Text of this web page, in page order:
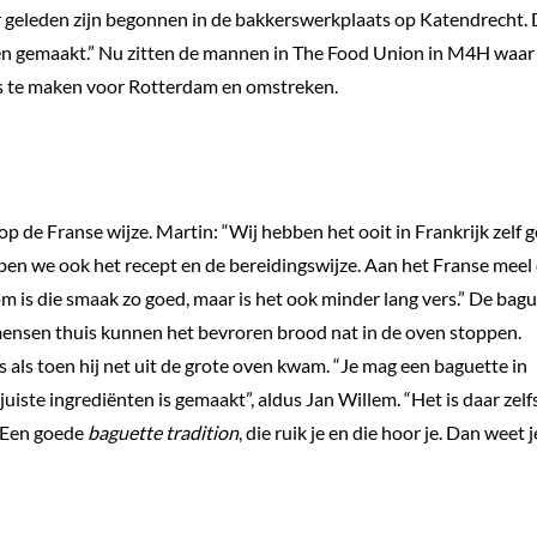
zijn begonnen in de bakkerswerkplaats op Katendrecht.
Nu zitten de mannen in The Food Union in M4H waar
maken voor Rotterdam en omstreken.
de Franse wijze. Martin: “Wij hebben het ooit in Frankrijk zelf
we ook het recept en de bereidingswijze. Aan het Franse meel
die smaak zo goed, maar is het ook minder lang vers.” De
thuis kunnen het bevroren brood nat in de oven stoppen.
als toen hij net uit de grote oven kwam.“Je mag een baguette in
ingrediënten is gemaakt”, aldus Jan Willem. “Het is daar
goede baguette tradition, die ruik je en die hoor je. Dan weet